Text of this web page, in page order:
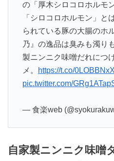
の「厚木シロコロホルモン
「シロコロホルモン」と
られている豚の大腸のホ
乃』の逸品は臭みも濁り
製ニンニク味噌だれにつ
メ。
https://t.co/
pic.twitter.com/
— 食楽web
自家製ニンニク味噌